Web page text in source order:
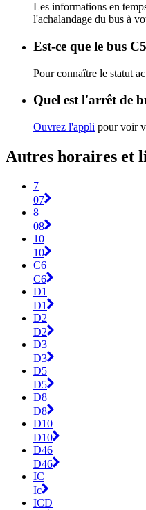
Les informations en
l'achalandage du bus à
Est-ce que le bus
Pour connaître le statut
Quel est l'arrêt de
Ouvrez l'appli pour voir
Autres horaires et
7
07
8
08
10
10
C6
C6
D1
D1
D2
D2
D3
D3
D5
D5
D8
D8
D10
D10
D46
D46
IC
Ic
ICD